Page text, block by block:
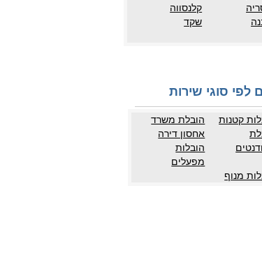
קלנסווה
שקד
לפי סוגי שירות
קטנות
הובלת משרד
אחסון דירה
הובלות
מפעלים
מנוף